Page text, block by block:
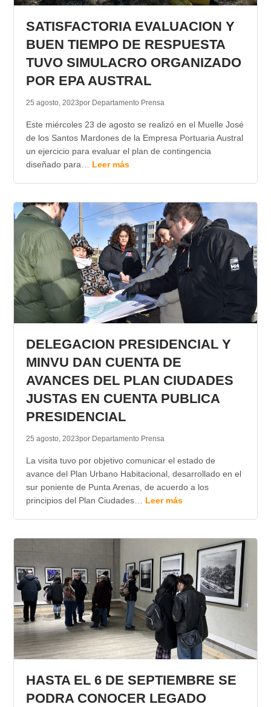
SATISFACTORIA EVALUACION Y
BUEN TIEMPO DE RESPUESTA
TUVO SIMULACRO ORGANIZADO
POR EPA AUSTRAL
25 agosto, 2023por Departamento Prensa
Este miércoles 23 de agosto se realizó en el Muelle José
de los Santos Mardones de la Empresa Portuaria Austral
un ejercicio para evaluar el plan de contingencia
diseñado para… Leer más
DELEGACION PRESIDENCIAL Y
MINVU DAN CUENTA DE
AVANCES DEL PLAN CIUDADES
JUSTAS EN CUENTA PUBLICA
PRESIDENCIAL
25 agosto, 2023por Departamento Prensa
La visita tuvo por objetivo comunicar el estado de
avance del Plan Urbano Habitacional, desarrollado en el
sur poniente de Punta Arenas, de acuerdo a los
principios del Plan Ciudades… Leer más
HASTA EL 6 DE SEPTIEMBRE SE
PODRA CONOCER LEGADO